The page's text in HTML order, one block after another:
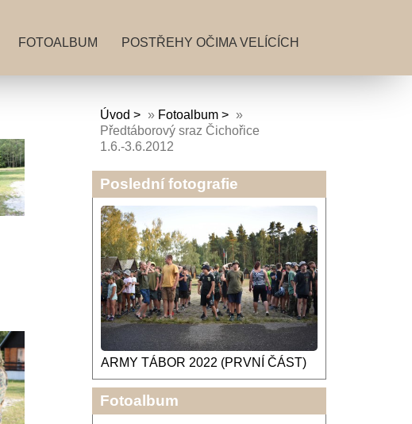
FOTOALBUM POSTŘEHY OČIMA VELÍCÍCH
Úvod » Fotoalbum
»
Předtáborový sraz Čichořice
1.6.-3.6.2012
Poslední fotografie
ARMY TÁBOR 2022 (PRVNÍ ČÁST)
Fotoalbum